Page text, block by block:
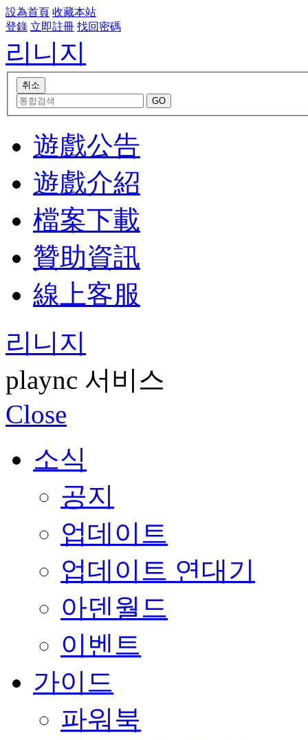
設為首頁 收藏本站
登錄 立即註冊 找回密碼
리니지
遊戲公告
遊戲介紹
檔案下載
贊助資訊
線上客服
리니지
plaync 서비스
Close
소식
공지
업데이트
업데이트 연대기
아덴월드
이벤트
가이드
파워북